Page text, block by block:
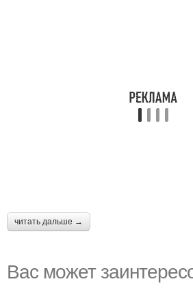
читать дальше →
Вас может